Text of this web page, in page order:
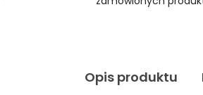
Opis produktu